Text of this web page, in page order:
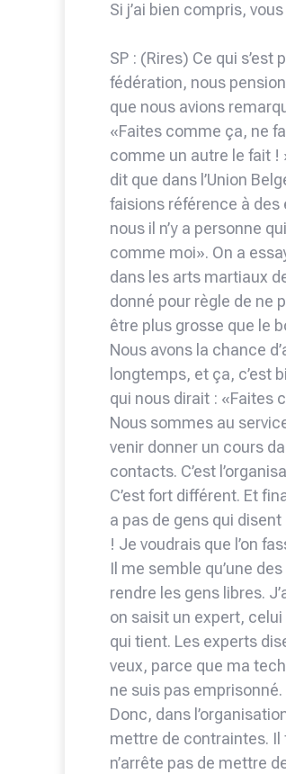
Si j’ai bien compris,
SP : (Rires) Ce qui
fédération, nous
que nous avions
«Faites comme ça, ne
comme un autre le fait !
dit que dans l’Union
faisions référence à des
nous il n’y a personne
comme moi». On a
dans les arts martiaux
donné pour règle de ne
être plus grosse que le
Nous avons la chance
longtemps, et ça, c’est
qui nous dirait : «Faites
Nous sommes au
venir donner un cours
contacts. C’est
C’est fort différent. Et
a pas de gens qui
! Je voudrais que l’on
Il me semble qu’une
rendre les gens libres.
on saisit un expert, celui
qui tient. Les experts
veux, parce que ma
ne suis pas emprisonné.
Donc, dans
mettre de contraintes. Il
n’arrête pas de mettre